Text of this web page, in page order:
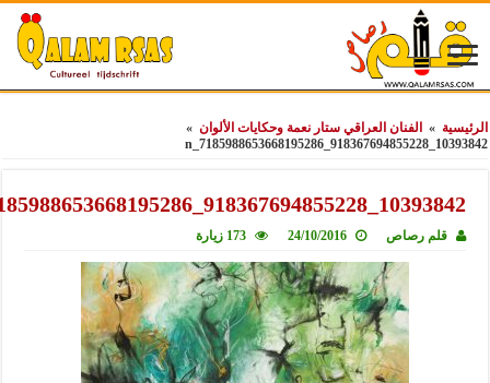
» الفنان العراقي ستار نعمة وحكايات الألوان »
قلم رصاص 24/10/2016 173 زيارة